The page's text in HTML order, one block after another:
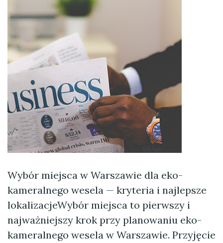
Wybór miejsca w Warszawie dla eko-
kameralnego wesela — kryteria i najlepsze
lokalizacjeWybór miejsca to pierwszy i
najważniejszy krok przy planowaniu eko-
kameralnego wesela w Warszawie. Przyjęcie